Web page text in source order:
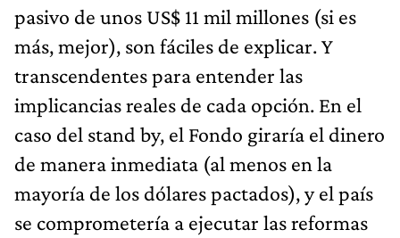
pasivo de unos US$ 11 mil millones (si es
más, mejor), son fáciles de explicar. Y
transcendentes para entender las
implicancias reales de cada opción. En el
caso del stand by, el Fondo giraría el dinero
de manera inmediata (al menos en la
mayoría de los dólares pactados), y el país
se comprometería a ejecutar las reformas